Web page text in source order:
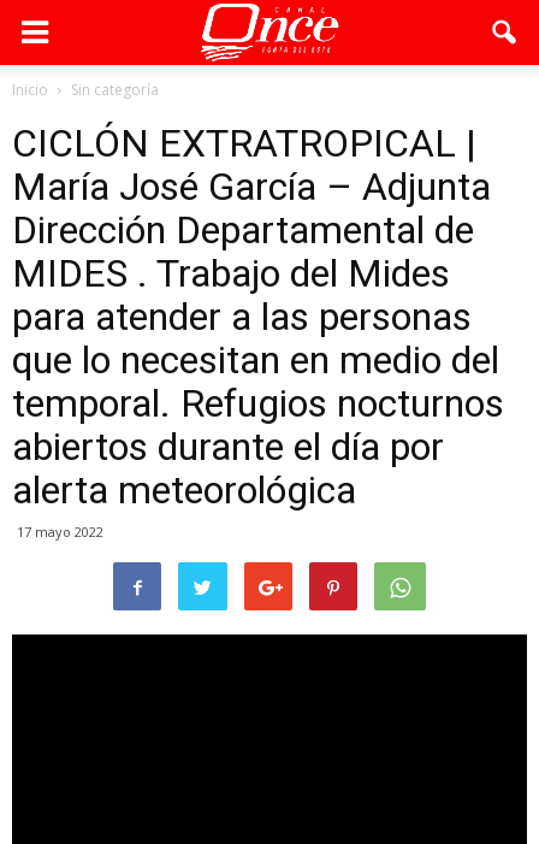
Inicio Sin categoría
CICLÓN EXTRATROPICAL |
María José García – Adjunta
Dirección Departamental de
MIDES . Trabajo del Mides
para atender a las personas
que lo necesitan en medio del
temporal. Refugios nocturnos
abiertos durante el día por
alerta meteorológica
17 mayo 2022